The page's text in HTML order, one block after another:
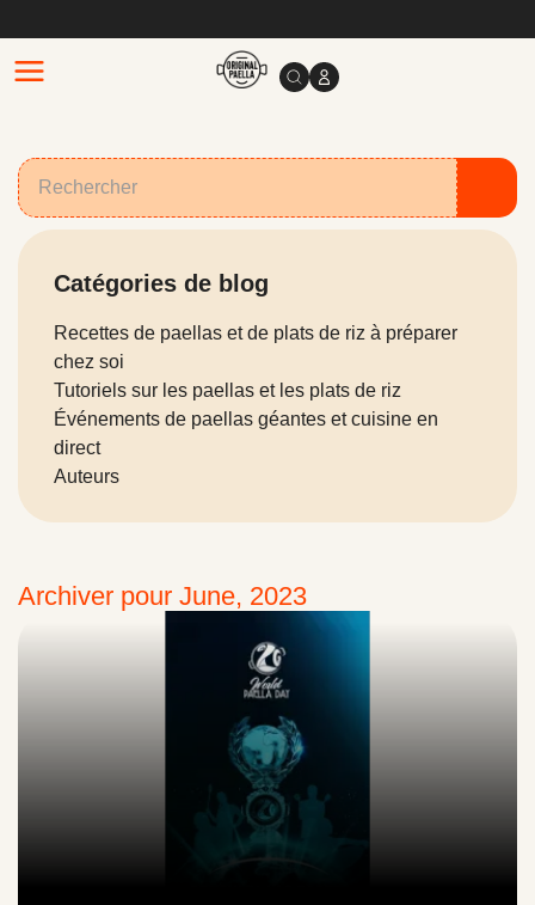
Archiver pour June, 2023
Catégories de blog
Recettes de paellas et de plats de riz à préparer
chez soi
Tutoriels sur les paellas et les plats de riz
Événements de paellas géantes et cuisine en
direct
Auteurs